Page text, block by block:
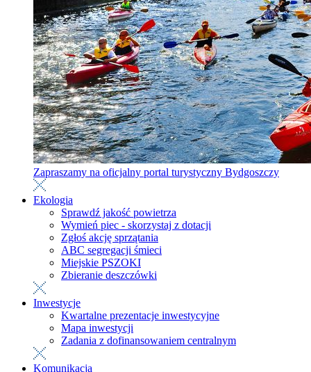
Zapraszamy na oficjalny portal turystyczny Bydgoszczy
Ekologia
Sprawdź jakość powietrza
Wymień piec - skorzystaj z dotacji
Zgłoś akcję sprzątania
ABC segregacji śmieci
Miejskie PSZOKI
Zbieranie deszczówki
Inwestycje
Kwartalne prezentacje inwestycyjne
Mapa inwestycji
Zadania z dofinansowaniem centralnym
Komunikacja